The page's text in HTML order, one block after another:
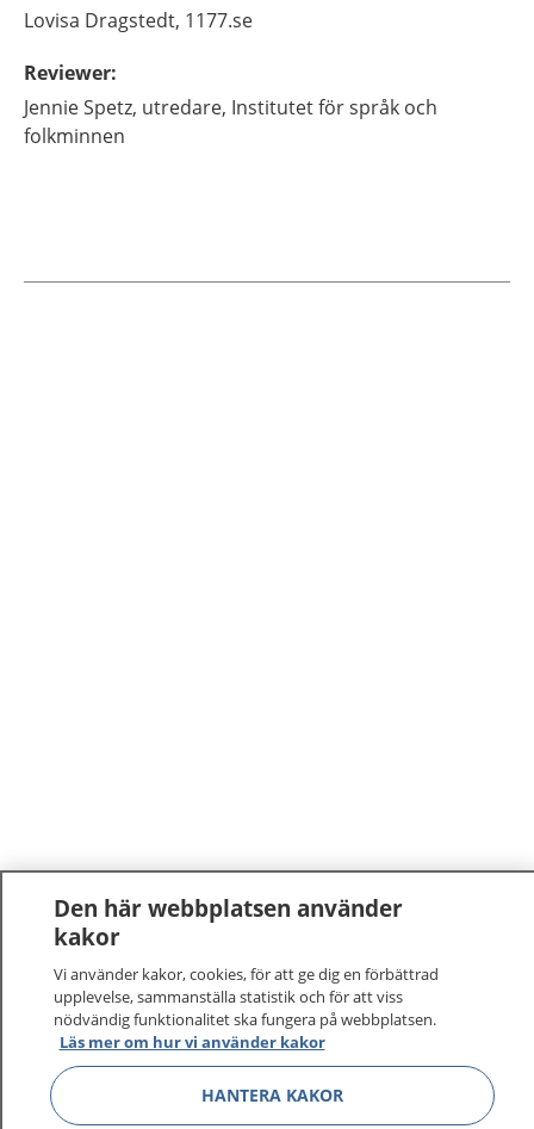
Lovisa Dragstedt, 1177.se
Reviewer:
JennieSpetz, utredare, Institutet för språk och
folkminnen
1177 –tryggt om din hälsa och vård
På 1177.se får du råd om hälsa och information om
sjukdomar och vilka mottagningar du kan kontakta.
Logga in för att läsa din journal och göra dina
vårdärenden. Ring telefonnummer 1177 för
sjukvårdsrådgivning dygnet runt.
Den här webbplatsen använder
kakor
Vi använder kakor, cookies, för att ge dig en förbättrad
upplevelse, sammanställa statistik och för att viss
nödvändig funktionalitet ska fungera på webbplatsen.
Läs mer om hur vi använder kakor
HANTERA KAKOR